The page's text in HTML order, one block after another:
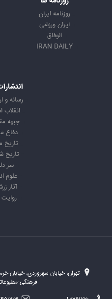
روزنامه ایران
ایران ورزشی
الوفاق
IRAN DAILY
رسانه و
انقلاب
جبهه
دفاع
تاریخ
تاریخ
سر
علوم
آثار
تهران، خیابان سهروردی، خیابان
فرهنگی-